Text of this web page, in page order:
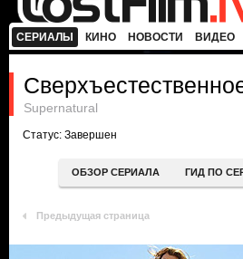
СЕРИАЛЫ КИНО НОВОСТИ ВИДЕО
Supernatural
Статус: Завершен
ОБЗОР СЕРИАЛА ГИД ПО
Предыдущая страница